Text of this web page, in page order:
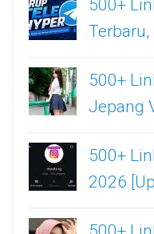
500+
Terbaru,
500+
Jepang
500+
2026